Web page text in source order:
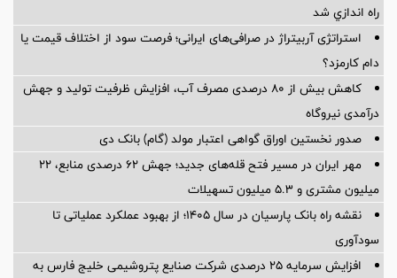
راه اندازي شد
استراتژی آربیتراژ در صرافی‌های ایرانی؛ فرصت سود از اختلاف قیمت یا
دام کارمزد؟
کاهش بیش از ۸۰ درصدی مصرف آب، افزایش ظرفیت تولید و جهش
درآمدی نیروگاه
صدور نخستین اوراق گواهی اعتبار مولد (گام) بانک دی
مهر ایران در مسیر فتح قله‌های جدید؛ جهش ۶۲ درصدی منابع، ۲۲
میلیون مشتری و ۵.۳ میلیون تسهیلات
نقشه راه بانک پارسیان در سال ۱۴۰۵؛ از بهبود عملکرد عملیاتی تا
سودآوری
افزایش سرمایه ۲۵ درصدی شرکت صنایع پتروشیمی خلیج فارس به